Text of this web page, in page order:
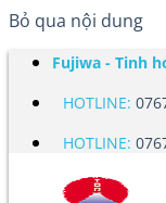
Bỏ qua nội dung
Fujiwa - Tinh
HOTLINE:
HOTLINE: